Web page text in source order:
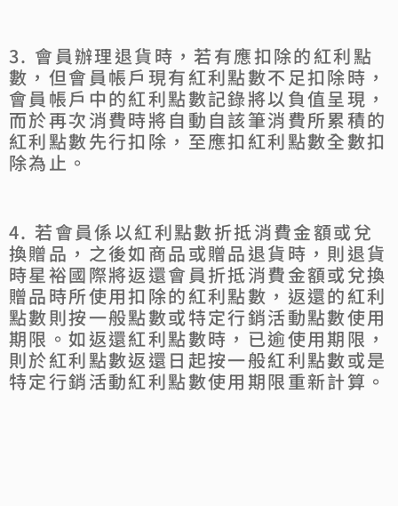
3. 會員辦理退貨時，若有應扣除的紅利點
數，但會員帳戶現有紅利點數不足扣除時，
會員帳戶中的紅利點數記錄將以負值呈現，
而於再次消費時將自動自該筆消費所累積的
紅利點數先行扣除，至應扣紅利點數全數扣
除為止。
4. 若會員係以紅利點數折抵消費金額或兌
換贈品，之後如商品或贈品退貨時，則退貨
時星裕國際將返還會員折抵消費金額或兌換
贈品時所使用扣除的紅利點數，返還的紅利
點數則按一般點數或特定行銷活動點數使用
期限。如返還紅利點數時，已逾使用期限，
則於紅利點數返還日起按一般紅利點數或是
特定行銷活動紅利點數使用期限重新計算。